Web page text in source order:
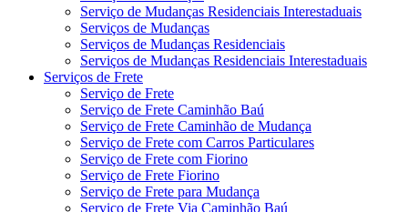
Serviço de Mudanças Residenciais Interestaduais
Serviços de Mudanças
Serviços de Mudanças Residenciais
Serviços de Mudanças Residenciais Interestaduais
Serviços de Frete
Serviço de Frete
Serviço de Frete Caminhão Baú
Serviço de Frete Caminhão de Mudança
Serviço de Frete com Carros Particulares
Serviço de Frete com Fiorino
Serviço de Frete Fiorino
Serviço de Frete para Mudança
Serviço de Frete Via Caminhão Baú